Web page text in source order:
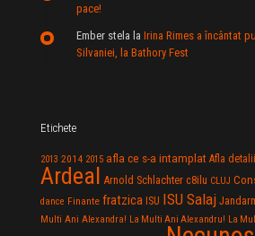
pace!
Ember stela la Irina Rimes a încântat
Silvaniei, la Bathory Fest
Etichete
2013 2014 2015 afla ce s-a intamplat Afla detalii
Ardeal Arnold Schlachter c8ilu CLUJ
dance Finante fratzica ISU ISU Salaj
Multi Ani Alexandra! La Multi Ani Alexandru! La